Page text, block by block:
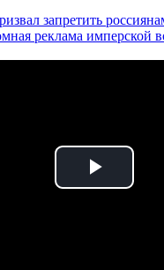
запретить
реклама имперской
Play